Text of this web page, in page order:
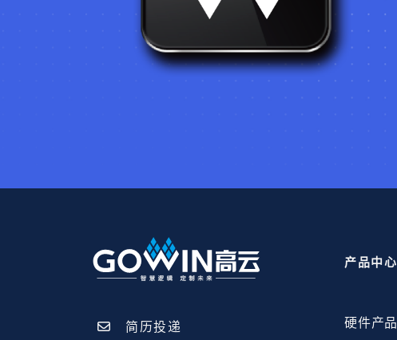
简历投递
产品中心
硬件产品